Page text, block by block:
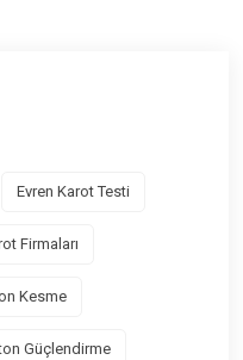
Evren Karot Testi
Firmaları
Kesme
Güçlendirme